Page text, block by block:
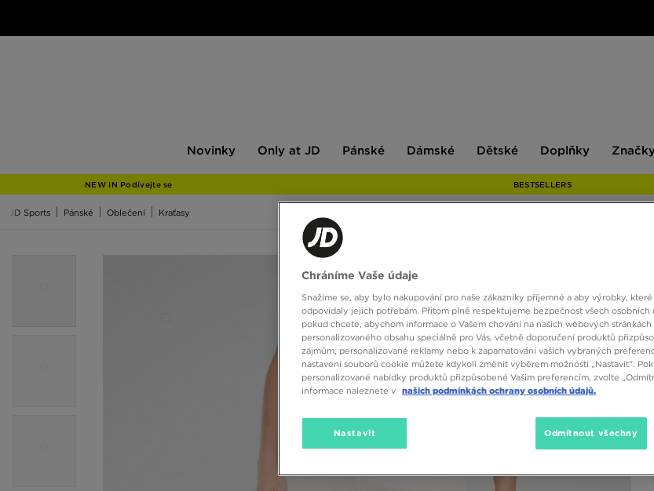
Novinky
JD
Only at JD Pánské Dámské Dětské Doplňky
NEW IN Podívejte se BESTSELLERS
JD Sports Pánské Oblečení Kraťasy
Chráníme Vaše údaje
Snažíme se, aby bylo nakupování pro naše zákazníky příjemné a aby výrobky,
odpovídaly jejich potřebám. Přitom plně respektujeme bezpečnost všech osobních
pokud chcete, abychom informace o Vašem chování na našich webových
personalizovaného obsahu speciálně pro Vás, včetně doporučení produktů
zájmům, personalizované reklamy nebo k zapamatování vašich vybraných
nastavení souborů cookie můžete kdykoli změnit výběrem možnosti „Nastavit“.
personalizované nabídky produktů přizpůsobené Vašim preferencím, zvolte
informace naleznete v našich podmínkách ochrany osobních údajů.
Nastavit Odmítnout všechny